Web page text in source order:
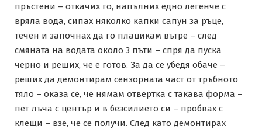
пръстени – откачих го, напълних едно легенче с
вряла вода, сипах няколко капки сапун за ръце,
течен и започнах да го плацикам вътре – след
смяната на водата около 3 пъти – спря да пуска
черно и реших, че е готов. За да се убедя обаче –
реших да демонтирам сензорната част от тръбното
тяло – оказа се, че нямам отвертка с такава форма –
пет лъча с център и в безсилието си – пробвах с
клещи – взе, че се получи. След като демонтирах